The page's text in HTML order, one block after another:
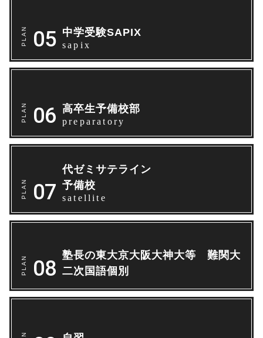
中学受験SAPIX
sapix
高卒生予備校部
preparatory
代ゼミサテライン
予備校
satellite
塾長の東大京大阪大神大等 難関大
二次国語個別